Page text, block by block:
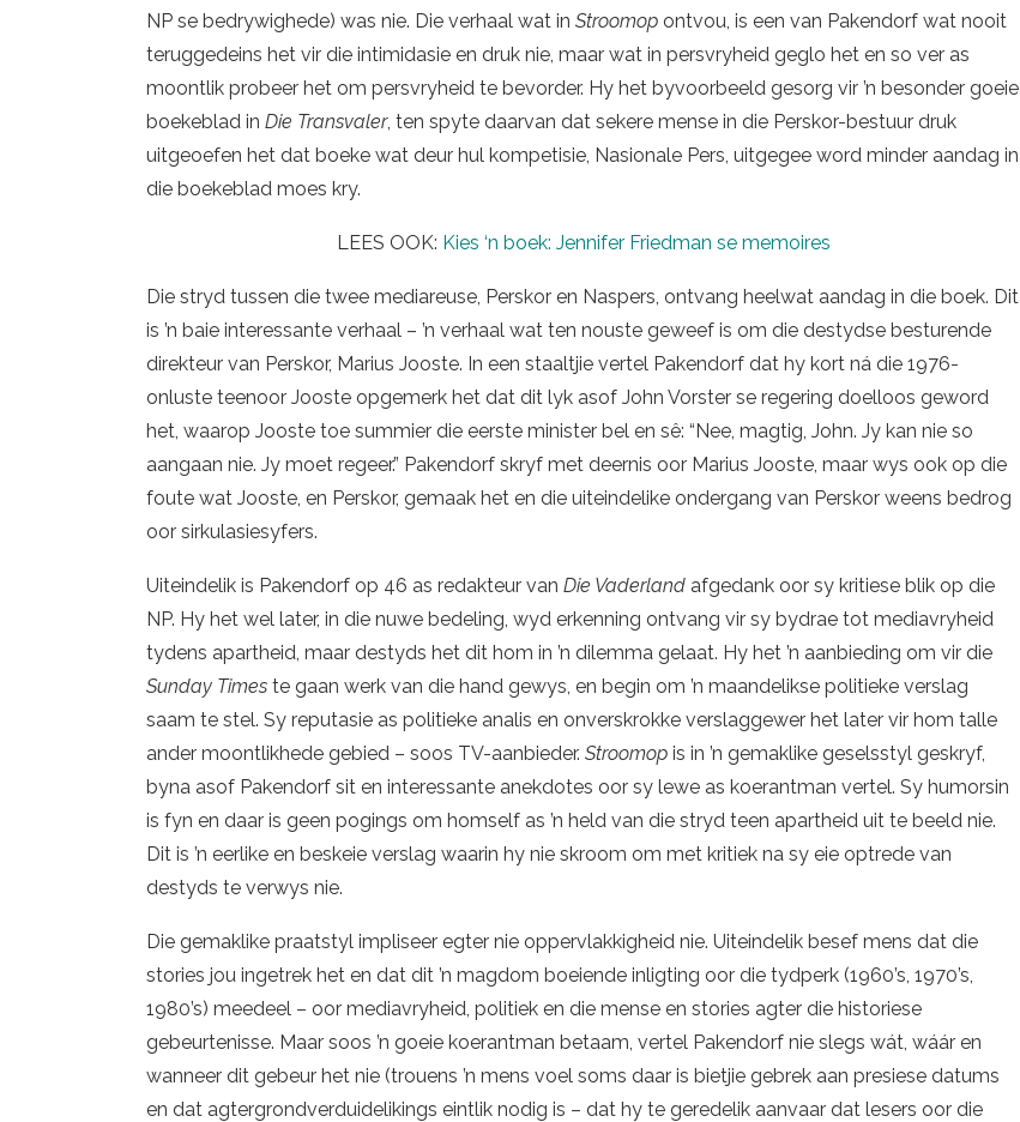
NP se bedrywighede) was nie. Die verhaal wat in Stroomop ontvou, is een van Pakendorf wat nooit
teruggedeins het vir die intimidasie en druk nie, maar wat in persvryheid geglo het en so ver as
moontlik probeer het om persvryheid te bevorder. Hy het byvoorbeeld gesorg vir ’n besonder goeie
boekeblad in Die Transvaler, ten spyte daarvan dat sekere mense in die Perskor-bestuur druk
uitgeoefen het dat boeke wat deur hul kompetisie, Nasionale Pers, uitgegee word minder aandag in
die boekeblad moes kry.
LEES OOK: Kies ‘n boek: Jennifer Friedman se memoires
Die stryd tussen die twee mediareuse, Perskor en Naspers, ontvang heelwat aandag in die boek. Dit
is ’n baie interessante verhaal – ’n verhaal wat ten nouste geweef is om die destydse besturende
direkteur van Perskor, Marius Jooste. In een staaltjie vertel Pakendorf dat hy kort ná die 1976-
onluste teenoor Jooste opgemerk het dat dit lyk asof John Vorster se regering doelloos geword
het, waarop Jooste toe summier die eerste minister bel en sê: “Nee, magtig, John. Jy kan nie so
aangaan nie. Jy moet regeer.” Pakendorf skryf met deernis oor Marius Jooste, maar wys ook op die
foute wat Jooste, en Perskor, gemaak het en die uiteindelike ondergang van Perskor weens bedrog
oor sirkulasiesyfers.
Uiteindelik is Pakendorf op 46 as redakteur van Die Vaderland afgedank oor sy kritiese blik op die
NP. Hy het wel later, in die nuwe bedeling, wyd erkenning ontvang vir sy bydrae tot mediavryheid
tydens apartheid, maar destyds het dit hom in ’n dilemma gelaat. Hy het ’n aanbieding om vir die
Sunday Times te gaan werk van die hand gewys, en begin om ’n maandelikse politieke verslag
saam te stel. Sy reputasie as politieke analis en onverskrokke verslaggewer het later vir hom talle
ander moontlikhede gebied – soos TV-aanbieder. Stroomop is in ’n gemaklike geselsstyl geskryf,
byna asof Pakendorf sit en interessante anekdotes oor sy lewe as koerantman vertel. Sy humorsin
is fyn en daar is geen pogings om homself as ’n held van die stryd teen apartheid uit te beeld nie.
Dit is ’n eerlike en beskeie verslag waarin hy nie skroom om met kritiek na sy eie optrede van
destyds te verwys nie.
Die gemaklike praatstyl impliseer egter nie oppervlakkigheid nie. Uiteindelik besef mens dat die
stories jou ingetrek het en dat dit ’n magdom boeiende inligting oor die tydperk (1960’s, 1970’s,
1980’s) meedeel – oor mediavryheid, politiek en die mense en stories agter die historiese
gebeurtenisse. Maar soos ’n goeie koerantman betaam, vertel Pakendorf nie slegs wát, wáár en
wanneer dit gebeur het nie (trouens ’n mens voel soms daar is bietjie gebrek aan presiese datums
en dat agtergrondverduidelikings eintlik nodig is – dat hy te geredelik aanvaar dat lesers oor die